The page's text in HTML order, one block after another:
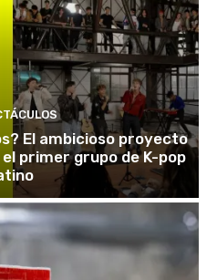
El ambicioso proyecto
primer grupo de K-pop